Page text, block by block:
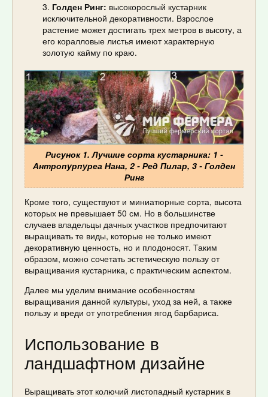
Голден Ринг: высокорослый кустарник
исключительной декоративности. Взрослое
растение может достигать трех метров в высоту, а
его коралловые листья имеют характерную
золотую кайму по краю.
Рисунок 1. Лучшие сорта кустарника: 1 -
Антропурпуреа Нана, 2 - Ред Пилар, 3 - Голден
Ринг
Кроме того, существуют и миниатюрные сорта, высота
которых не превышает 50 см. Но в большинстве
случаев владельцы дачных участков предпочитают
выращивать те виды, которые не только имеют
декоративную ценность, но и плодоносят. Таким
образом, можно сочетать эстетическую пользу от
выращивания кустарника, с практическим аспектом.
Далее мы уделим внимание особенностям
выращивания данной культуры, уход за ней, а также
пользу и вреди от употребления ягод барбариса.
Использование в
ландшафтном дизайне
Выращивать этот колючий листопадный кустарник в